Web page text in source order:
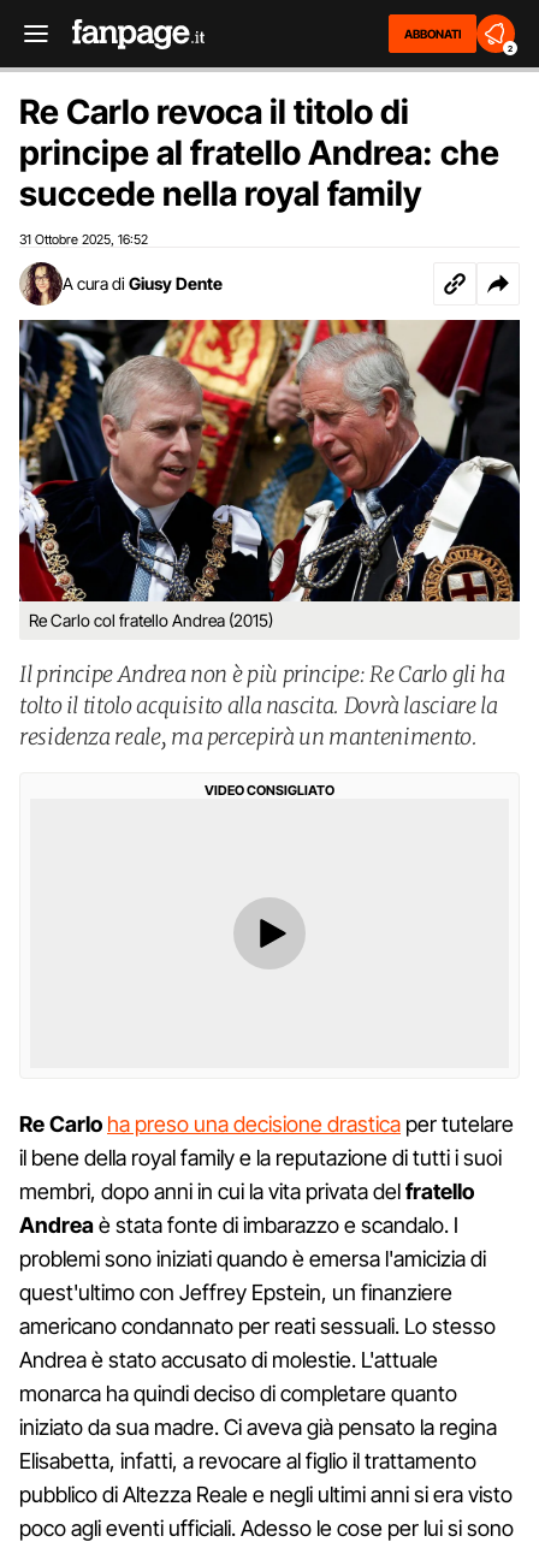
ABBONATI
2
Re Carlo revoca il titolo di
principe al fratello Andrea: che
succede nella royal family
31 Ottobre 2025 16:52
A cura di Giusy Dente
Re Carlo col fratello Andrea (2015)
Il principe Andrea non è più principe: Re Carlo gli ha
tolto il titolo acquisito alla nascita. Dovrà lasciare la
residenza reale, ma percepirà un mantenimento.
VIDEO CONSIGLIATO
Re Carlo ha preso una decisione drastica per tutelare
il bene della royal family e la reputazione di tutti i suoi
membri, dopo anni in cui la vita privata delfratello
Andreaè stata fonte di imbarazzo e scandalo. I
problemi sono iniziati quando è emersa l'amicizia di
quest'ultimo con Jeffrey Epstein, un finanziere
americano condannato per reati sessuali. Lo stesso
Andrea è stato accusato di molestie. L'attuale
monarca ha quindi deciso di completare quanto
iniziato da sua madre. Ci aveva già pensato la regina
Elisabetta, infatti, a revocare al figlio il trattamento
pubblico di Altezza Reale e negli ultimi anni si era visto
poco agli eventi ufficiali. Adesso le cose per lui si sono